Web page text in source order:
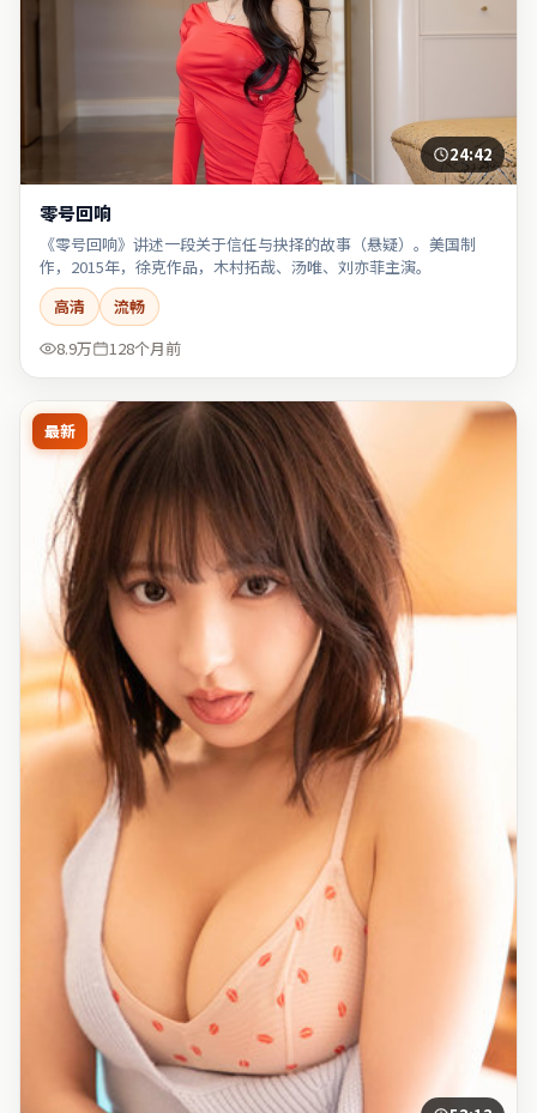
24:42
零号回响
《零号回响》讲述一段关于信任与抉择的故事（悬疑）。美国制
作，2015年，徐克作品，木村拓哉、汤唯、刘亦菲主演。
高清
流畅
8.9万
128个月前
最新